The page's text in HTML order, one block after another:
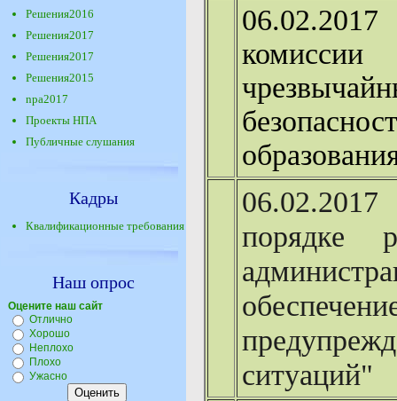
Решения2016
Решения2017
Решения2017
Решения2015
npa2017
Проекты НПА
Публичные слушания
Кадры
Квалификационные требования
Наш опрос
Оцените наш сайт
Отлично
Хорошо
Неплохо
Плохо
Ужасно
порядке
ситуаций"